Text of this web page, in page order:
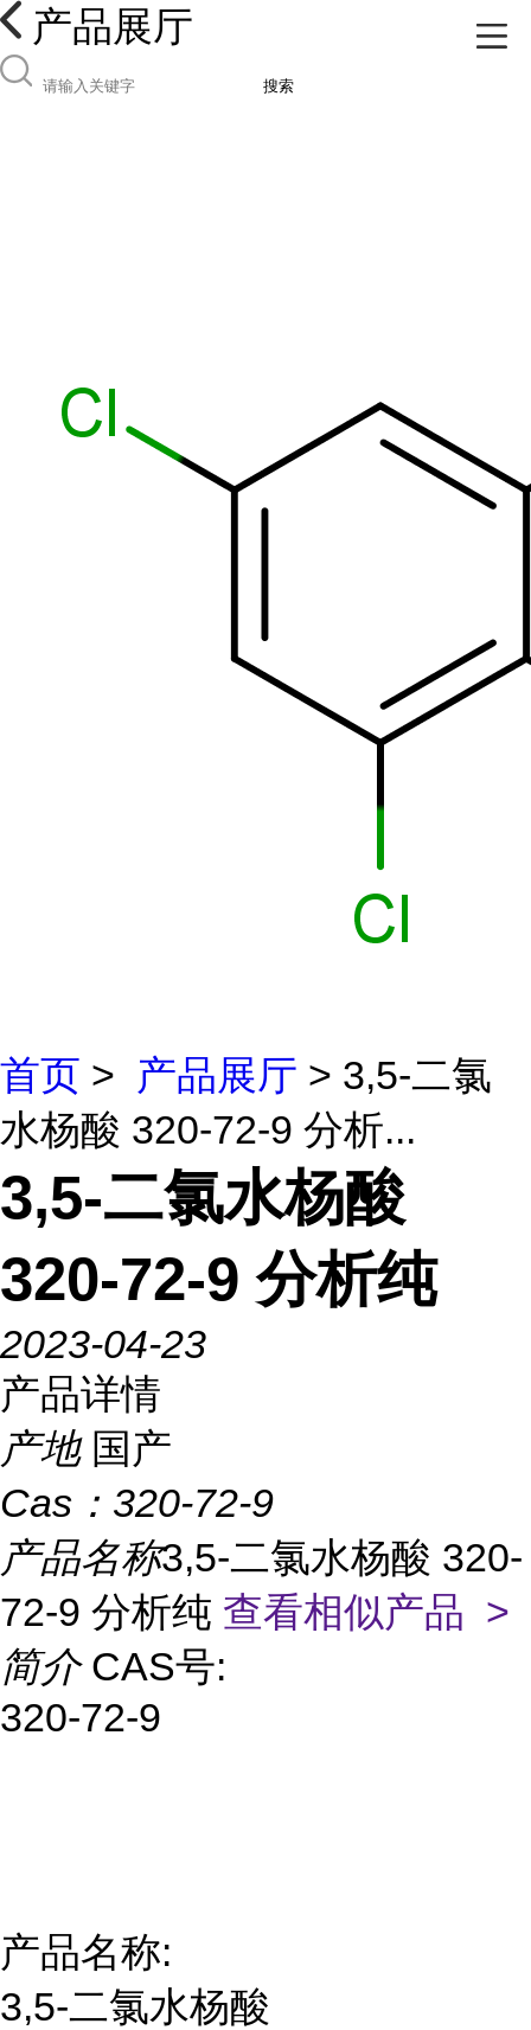
产品展厅
搜索
首页 > 产品展厅 > 3,5-二氯
水杨酸 320-72-9 分析...
3,5-二氯水杨酸
320-72-9 分析纯
2023-04-23
产品详情
产地 国产
Cas： 320-72-9
产品名称3,5-二氯水杨酸 320-
72-9 分析纯 查看相似产品 >
简介 CAS号:
320-72-9
产品名称:
3,5-二氯水杨酸